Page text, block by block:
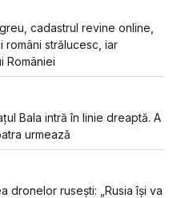
cadastrul revine online,
strălucesc, iar
României
Bala intră în linie dreaptă. A
urmează
dronelor rusești: „Rusia își va